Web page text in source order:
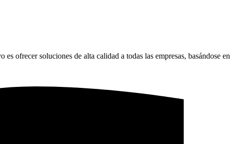
ofrecer soluciones de alta calidad a todas las empresas, basándose en